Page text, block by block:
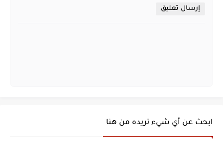
إرسال تعليق
ابحث عن أي شيء تريده من هنا